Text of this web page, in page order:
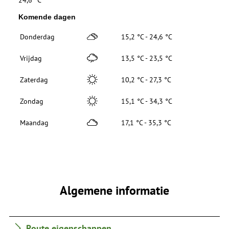
Komende dagen
Donderdag 15,2 °C - 24,6 °C
Vrijdag 13,5 °C - 23,5 °C
Zaterdag 10,2 °C - 27,3 °C
Zondag 15,1 °C - 34,3 °C
Maandag 17,1 °C - 35,3 °C
Algemene informatie